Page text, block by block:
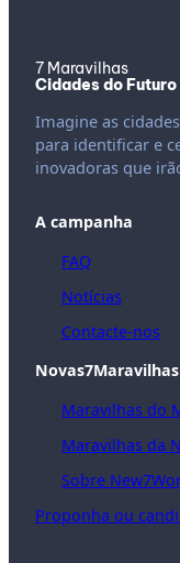
7 Maravilhas
Cidades do Futuro
Imagine as
para identificar e
inovadoras que
A campanha
FAQ
Notícias
Contacte-nos
Novas7Maravilhas
Maravilhas do
Maravilhas da
Sobre
Proponha ou